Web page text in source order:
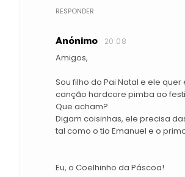
RESPONDER
Anónimo 20:08
Amigos,
Sou filho do Pai Natal e ele quer
canção hardcore pimba ao
Que acham?
Digam coisinhas, ele precisa
tal como o tio Emanuel e o primo
Eu, o Coelhinho da Páscoa!